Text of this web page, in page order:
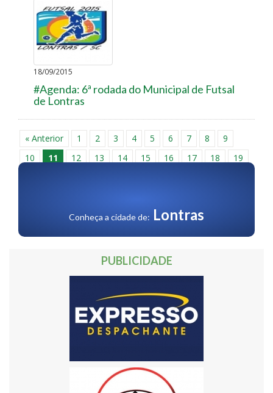
18/09/2015
#Agenda: 6ª rodada do Municipal de Futsal
de Lontras
« Anterior 1 2 3 4 5 6 7 8
9
10
11 12 13 14 15 16 17 18
19
Conheça a cidade de: Lontras
PUBLICIDADE